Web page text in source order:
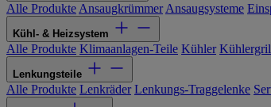
Alle Produkte Ansaugkrümmer Ansaugsysteme
Kühl- & Heizsystem
Alle Produkte Klimaanlagen-Teile Kühler
Lenkungsteile
Alle Produkte Lenkräder Lenkungs-Traggelenke